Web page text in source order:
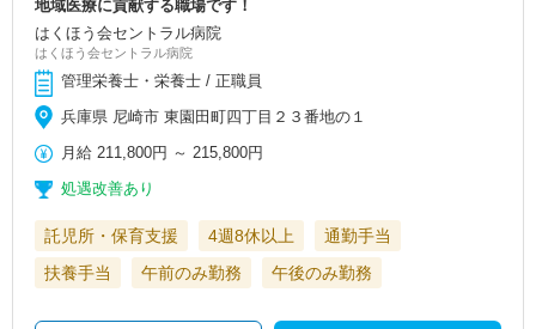
地域医療に貢献する職場です！
はくほう会セントラル病院
はくほう会セントラル病院
管理栄養士・栄養士 / 正職員
兵庫県 尼崎市 東園田町四丁目２３番地の１
月給 211,800円 ～215,800円
処遇改善あり
託児所・保育支援 4週8休以上
通勤手当
扶養手当
午前のみ勤務 午後のみ勤務